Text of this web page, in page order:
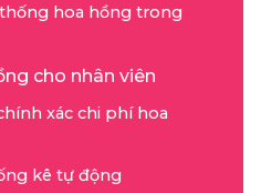
hoa hồng trong
cho nhân viên
xác chi phí hoa
kê tự động